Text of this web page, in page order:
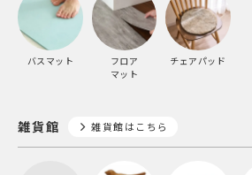
バスマット
フロア
マット
チェアパッド
雑貨館 雑貨館はこちら